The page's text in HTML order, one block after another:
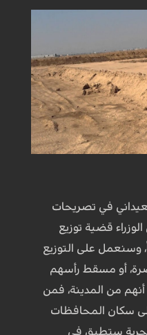
في تصريحات
قضية توزيع
وسنعمل على التوزيع
أو مسقط رأسهم
أنهم من المدينة، فمن
سكان المحافظات
ستطبق في